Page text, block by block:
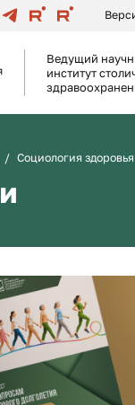
Ведущий
институт
Социология здоровья